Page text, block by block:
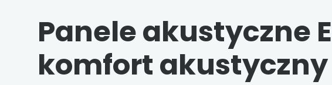
Panele akustyczne
komfort akustyczny